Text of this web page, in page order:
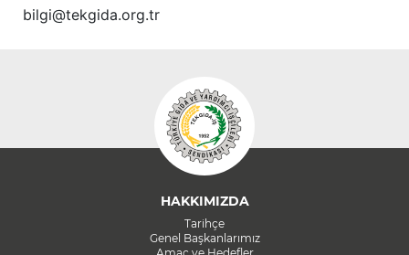
bilgi@tekgida.org.tr
HAKKIMIZDA
Tarihçe
Genel Başkanlarımız